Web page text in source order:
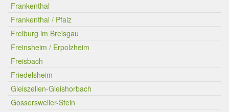
Frankenthal
Frankenthal / Pfalz
Freiburg im Breisgau
Freinsheim / Erpolzheim
Freisbach
Friedelsheim
Gleiszellen-Gleishorbach
Gossersweiler-Stein